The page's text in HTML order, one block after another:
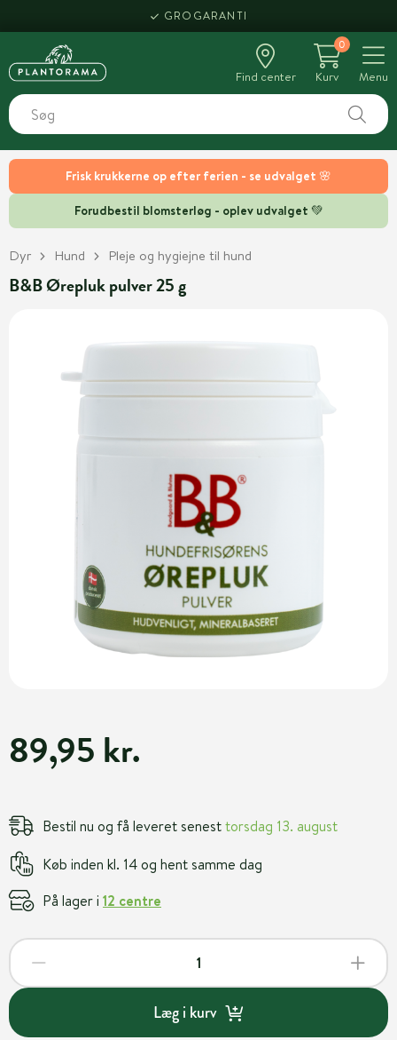
Frisk krukkerne op efter ferien - se udvalget 🌸
Forudbestil blomsterløg - oplev udvalget 💚
GROGARANTI
Find center
0
Kurv
Menu
Dyr Hund Pleje og hygiejne til hund
B&B Ørepluk pulver 25 g
89,95 kr.
Bestil nu og få leveret senesttorsdag 13. august
Køb inden kl. 14 og hent samme dag
På lager i 12 centre
Læg i kurv